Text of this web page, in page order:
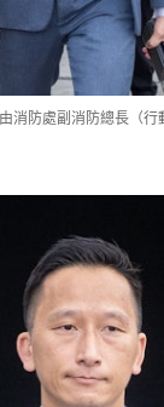
消防處副消防總長（